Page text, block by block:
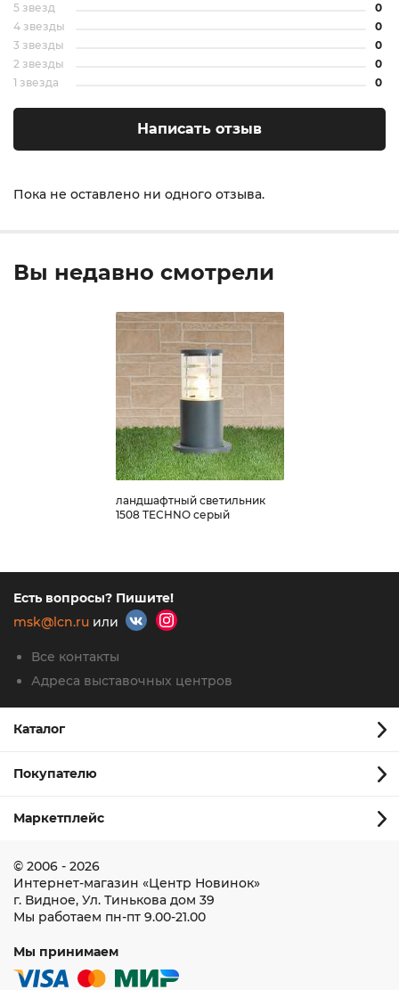
Пока не оставлено ни одного отзыва.
5 звезд
0
4 звезды
0
3 звезды
0
2 звезды
0
1 звезда
0
Написать отзыв
Вы недавно смотрели
ландшафтный светильник
1508 TECHNO серый
Есть вопросы? Пишите!
msk@lcn.ru или
Все контакты
Адреса выставочных центров
Каталог
Покупателю
Маркетплейс
© 2006 - 2026
Интернет-магазин «Центр Новинок»
г. Видное, Ул. Тинькова дом 39
Мы работаем пн-пт 9.00-21.00
Мы принимаем